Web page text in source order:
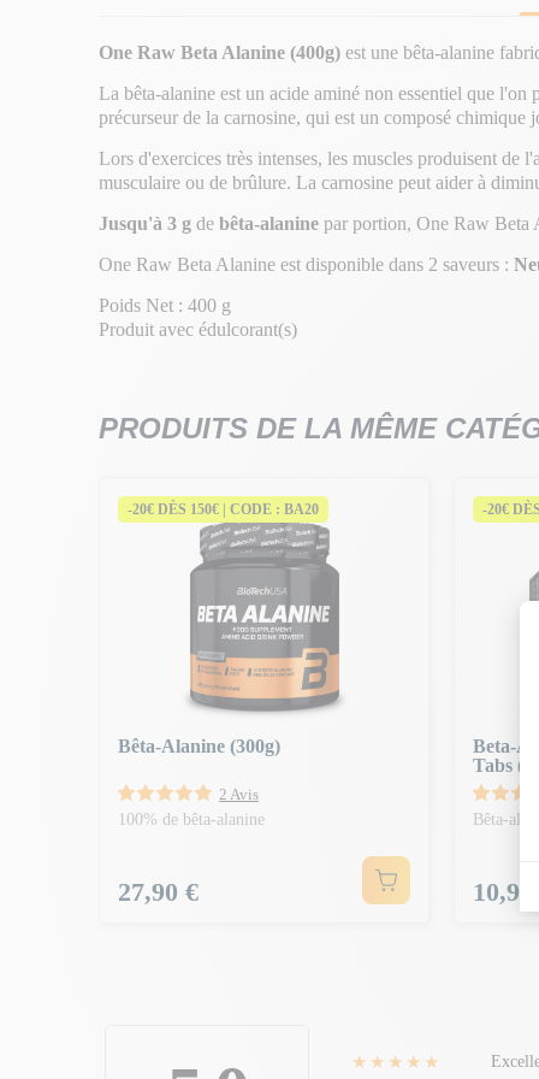
One Raw Beta Alanine (400g) est une bêta-alanine
La bêta-alanine est un acide aminé non essentiel que
précurseur de la carnosine, qui est un composé
Lors d'exercices très intenses, les muscles produisent de
musculaire ou de brûlure. La carnosine peut aider à
Jusqu'à 3 g de bêta-alanine par portion, One Raw Beta
One Raw Beta Alanine est disponible dans 2 saveurs :
Poids Net : 400 g
Produit avec édulcorant(s)
PRODUITS DE LA MÊME
-20€ DÈS 150€ | CODE : BA20
Bêta-Alanine (300g)
2 Avis
100% de bêta-alanine
Prix
27,90 €
-20€
Beta-
Tabs
Bêta-
Prix
10,99 €
★★★★★